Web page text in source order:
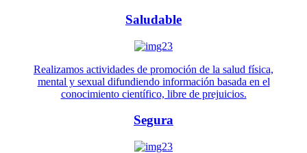
Saludable
Realizamos actividades de promoción de la salud física,
mental y sexual difundiendo información basada en el
conocimiento científico, libre de prejuicios.
Segura